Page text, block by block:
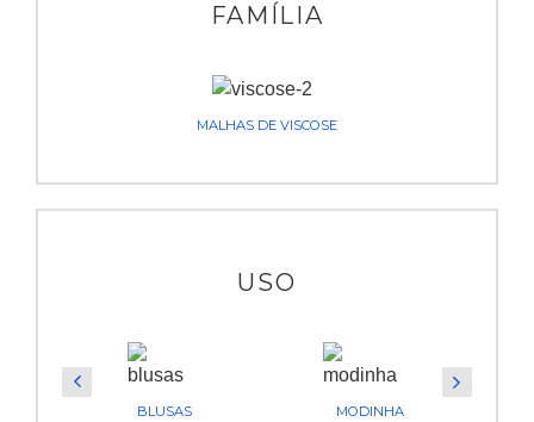
FAMÍLIA
MALHAS DE VISCOSE
USO
BLUSAS MODINHA